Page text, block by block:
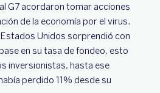
G7 acordaron tomar acciones
de la economía por el virus.
Unidos sorprendió con
en su tasa de fondeo, esto
inversionistas, hasta ese
perdido 11% desde su